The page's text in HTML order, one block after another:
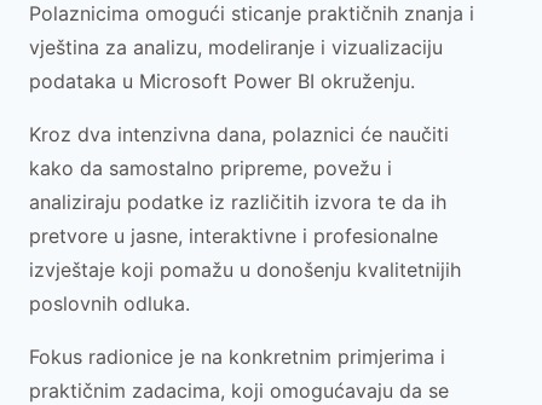
Polaznicima omogući sticanje praktičnih znanja i
vještina za analizu, modeliranje i vizualizaciju
podataka u Microsoft Power BI okruženju.
Kroz dva intenzivna dana, polaznici će naučiti
kako da samostalno pripreme, povežu i
analiziraju podatke iz različitih izvora te da ih
pretvore u jasne, interaktivne i profesionalne
izvještaje koji pomažu u donošenju kvalitetnijih
poslovnih odluka.
Fokus radionice je na konkretnim primjerima i
praktičnim zadacima, koji omogućavaju da se